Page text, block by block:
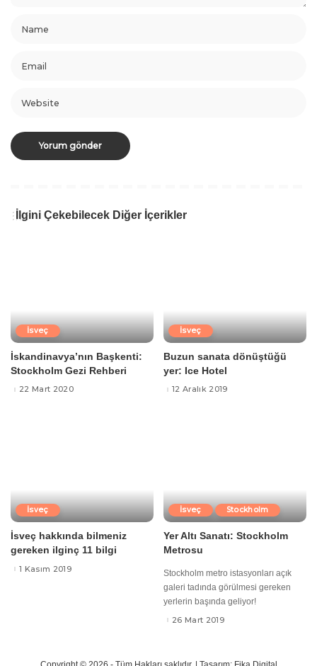
İlgini Çekebilecek Diğer İçerikler
İsveç
İskandinavya’nın Başkenti:
Stockholm Gezi Rehberi
22 Mart 2020
İsveç
Buzun sanata dönüştüğü
yer: Ice Hotel
12 Aralık 2019
İsveç
İsveç hakkında bilmeniz
gereken ilginç 11 bilgi
1 Kasım 2019
İsveç Stockholm
Yer Altı Sanatı: Stockholm
Metrosu
Stockholm metro istasyonları açık
galeri tadında görülmesi gereken
yerlerin başında geliyor!
26 Mart 2019